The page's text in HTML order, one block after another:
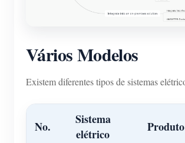
Vários Modelos
Existem diferentes tipos de sistemas
No.
Sistema
elétrico
Produto